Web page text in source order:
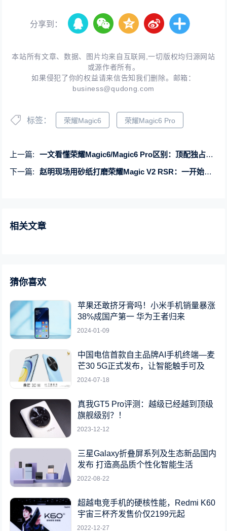
分享到：
本站所有文章、数据、图片均来自互联网,一切版权均归源网站
或源作者所有。
如果侵犯了你的权益请来信告知我们删除。邮箱：
business@qudong.com
标签： 荣耀Magic6 荣耀Magic6 Pro
上一篇:
一文看懂荣耀Magic6/Magic6 Pro区别：顶配独占卫星通信、1.8亿像素长焦
下一篇:
赵明现场用砂纸打磨荣耀Magic V2 RSR：一开始膜没撕 吓了一跳以为翻车
相关文章
猜你喜欢
苹果还敢挤牙膏吗！小米手机销量暴涨
38%成国产第一 华为王者归来
2024-01-09
中国电信首款自主品牌AI手机终端—麦
芒30 5G正式发布，让智能触手可及
2024-07-18
真我GT5 Pro评测：越级已经越到顶级
旗舰级别？！
2023-12-12
三星Galaxy折叠屏系列及生态新品国内
发布 打造高品质个性化智能生活
2022-08-22
超越电竞手机的硬核性能，Redmi K60
宇宙三杯齐发售价仅2199元起
2022-12-27